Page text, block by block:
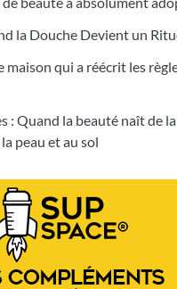
la Douche Devient un
maison qui a réécrit les
: Quand la beauté naît de
peau et au sol